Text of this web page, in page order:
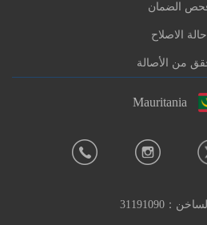
الضمان
حالة الاصلاح
من الأصالة
Mauritania
：
31191090